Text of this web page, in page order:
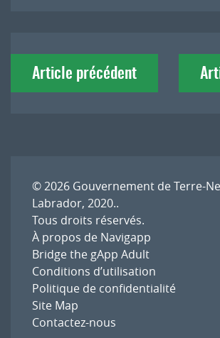
Navigation
deArticle précédent
© 2026 Gouvernement de Terre-
Labrador, 2020..
Tous droits réservés.
À propos de Navigapp
Bridge the gApp Adult
Conditions d’utilisation
Politique de confidentialité
Site Map
Contactez-nous